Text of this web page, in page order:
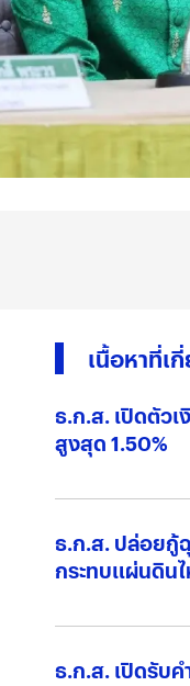
เนื้อหาที่เ
ธ.ก.ส. เปิดตัว
สูงสุด 1.50%
ธ.ก.ส. ปล่อยกู้
กระทบแผ่นดิน
ธ.ก.ส. เปิดรับ